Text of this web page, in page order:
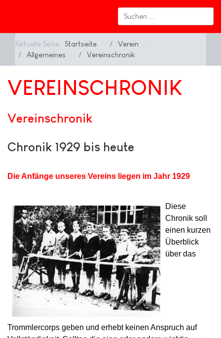
Aktuelle Seite: Startseite
Verein
Allgemeines
Vereinschronik
VEREINSCHRONIK
Vereinschronik
Chronik 1929 bis heute
Die Anfänge unseres Vereins liegen im Jahr 1929
Diese
Chronik soll
einen kurzen
Überblick
über das
Trommlercorps geben und erhebt keinen Anspruch auf